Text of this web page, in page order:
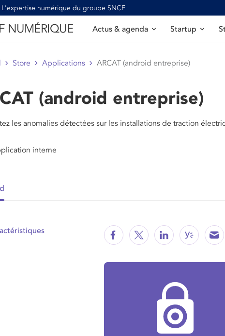
L'expertise numérique du groupe SNCF
NUMÉRIQUE Actus & agenda Startup
Store Applications ARCAT (android entreprise)
(android entreprise)
les anomalies détectées sur les installations de traction
interne